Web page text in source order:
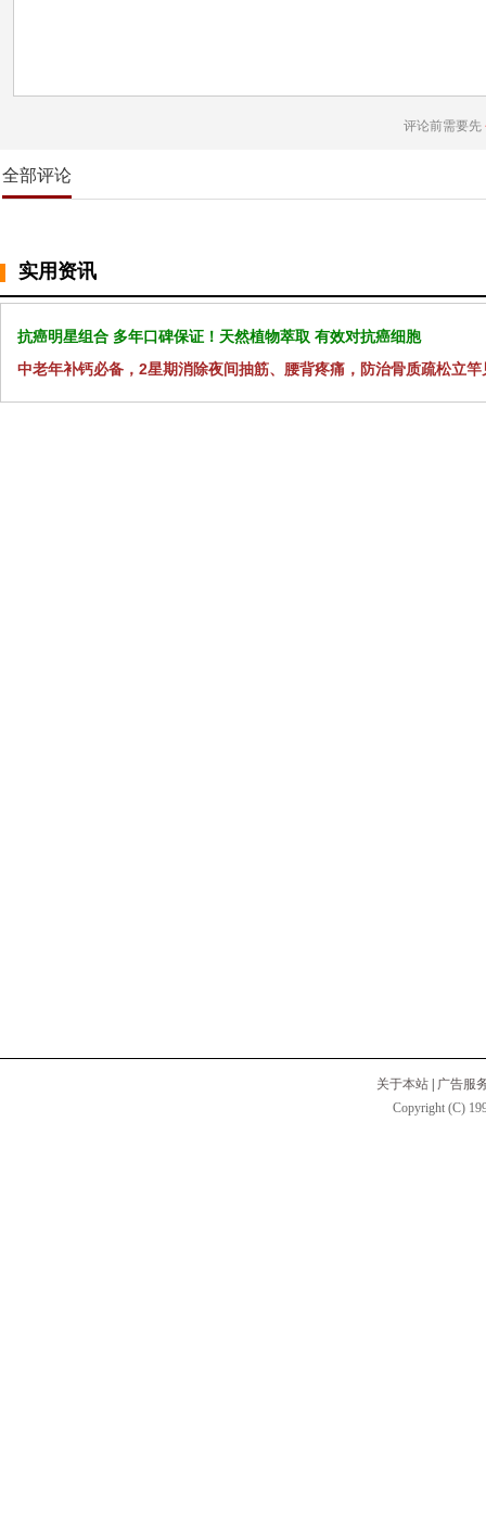
评论前需要先
全部评论
实用资讯
抗癌明星组合 多年口碑保证！天然植物萃取 有效对抗癌细胞
中老年补钙必备，2星期消除夜间抽筋、腰背疼痛，防治骨质疏松立竿
关于本站
广告服
Copyright (C)